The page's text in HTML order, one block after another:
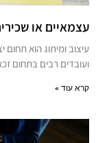
עצמאיים או
עיצוב ומיתוג הוא
ועובדים רבים בתחום
קרא עוד »